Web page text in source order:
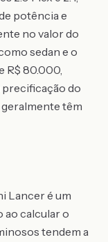
potência e
no valor do
sedan e o
R$ 80.000,
precificação do
têm
Lancer é um
calcular o
tendem a